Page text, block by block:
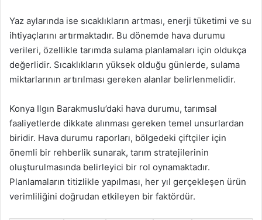
Yaz aylarında ise sıcaklıkların artması, enerji tüketimi ve su
ihtiyaçlarını artırmaktadır. Bu dönemde hava durumu
verileri, özellikle tarımda sulama planlamaları için oldukça
değerlidir. Sıcaklıkların yüksek olduğu günlerde, sulama
miktarlarının artırılması gereken alanlar belirlenmelidir.
Konya Ilgın Barakmuslu’daki hava durumu, tarımsal
faaliyetlerde dikkate alınması gereken temel unsurlardan
biridir. Hava durumu raporları, bölgedeki çiftçiler için
önemli bir rehberlik sunarak, tarım stratejilerinin
oluşturulmasında belirleyici bir rol oynamaktadır.
Planlamaların titizlikle yapılması, her yıl gerçekleşen ürün
verimliliğini doğrudan etkileyen bir faktördür.